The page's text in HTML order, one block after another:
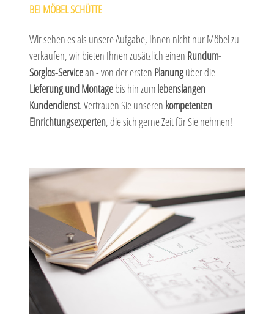
BEI MÖBEL SCHÜTTE
Wir sehen es als unsere Aufgabe, Ihnen nicht nur Möbel zu
verkaufen, wir bieten Ihnen zusätzlich einen Rundum-
Sorglos-Servicean - von der ersten Planungüber die
Lieferung und Montagebis hin zumlebenslangen
Kundendienst. Vertrauen Sie unseren kompetenten
Einrichtungsexperten, die sich gerne Zeit für Sie nehmen!